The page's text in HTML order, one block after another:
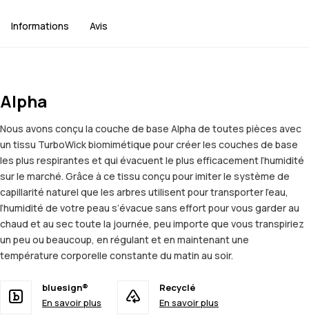
Informations Avis
Alpha
Nous avons conçu la couche de base Alpha de toutes pièces avec
un tissu TurboWick biomimétique pour créer les couches de base
les plus respirantes et qui évacuent le plus efficacement l’humidité
sur le marché. Grâce à ce tissu conçu pour imiter le système de
capillarité naturel que les arbres utilisent pour transporter l’eau,
l’humidité de votre peau s’évacue sans effort pour vous garder au
chaud et au sec toute la journée, peu importe que vous transpiriez
un peu ou beaucoup, en régulant et en maintenant une
température corporelle constante du matin au soir.
bluesign®
En savoir plus
Recyclé
En savoir plus